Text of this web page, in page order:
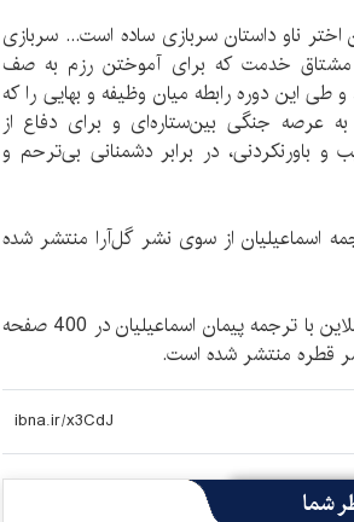
ناو داستان سربازی ساده است... سربازی
دوم. جوان 18 ساله‌ای مشتاق خدمت که برای آموختن رزم به صف
طی این دوره رابطه میان وظیفه و بهایی را که
به عرصه جنگی بین‌ستاره‌ای و برای دفاع از
باورنکردنی، در برابر دشمنانی بی‌ترحم و
اختر ناو» در سال 1376 با ترجمه اسماعیلیان از سوی نشر گل‌آرا منتشر شده
«جنگاوران اختر ناو» اثر رابرت انسون هاینلاین با ترجمه پیمان اسماعیلیان در 400 صفحه
شما